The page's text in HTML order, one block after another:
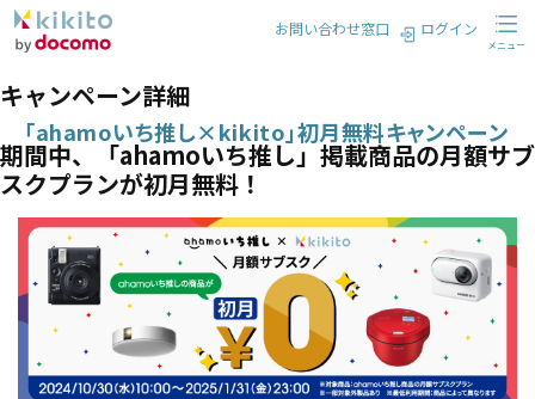
お問い合わせ窓口 ログイン
メニュー
キャンペーン詳細
「ahamoいち推し×kikito」初月無料キャンペーン
期間中、「ahamoいち推し」掲載商品の月額サブ
スクプランが初月無料！